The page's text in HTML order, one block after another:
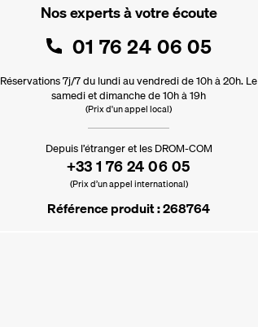
Nos experts à votre écoute
01 76 24 06 05
Réservations 7j/7 du lundi au vendredi de 10h à 20h. Le
samedi et dimanche de 10h à 19h
(Prix d'un appel local)
Depuis l’étranger et les DROM-COM
+33 1 76 24 06 05
(Prix d’un appel international)
Référence produit : 268764